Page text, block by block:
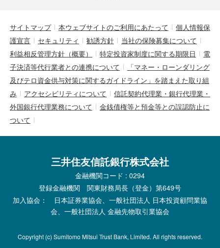
サイトマップ 本ウェブサイトのご利用にあたって
個人情報保
護宣言
セキュリティ 勧誘方針
当社の保険募集について
利益相反管理方針（概要）
特定投資家制度に関する期限日
電
子決済等代行業者との連携について
「マネー・ローンダリング
及びテロ資金供与対策に関するガイドライン」を踏まえた取り組
み
アクセシビリティについて
信託契約代理業・銀行代理業・
外国銀行代理業務について
金銭債権等と預金等との誤認防止に
ついて
三井住友信託銀行株式会社
金融機関コード : 0294
登録金融機関 関東財務局長（登金）第649号
加入協会： 日本証券業協会、一般社団法人 日本投資顧問業協
会、一般社団法人 金融先物取引業協会
Copyright (c) Sumitomo Mitsui Trust Bank, Limited. All rights reserved.